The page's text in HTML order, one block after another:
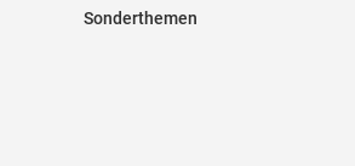
Sonderthemen